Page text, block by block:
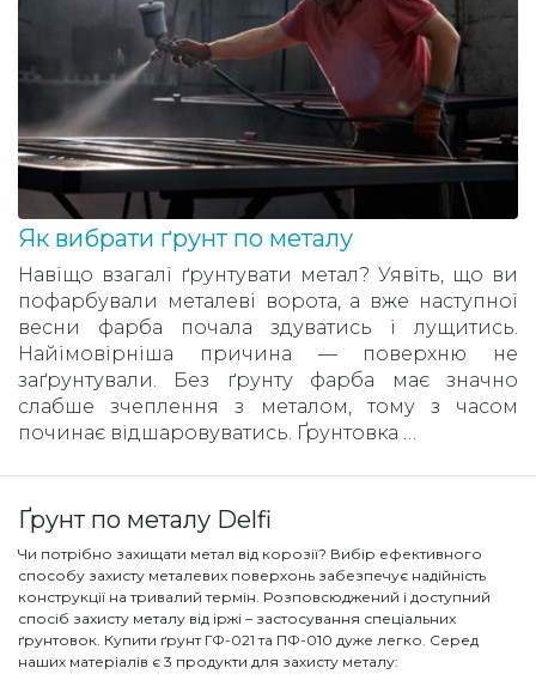
Як вибрати ґрунт по металу
Навіщо взагалі ґрунтувати метал? Уявіть, що ви
пофарбували металеві ворота, а вже наступної
весни фарба почала здуватись і лущитись.
Найімовірніша причина — поверхню не
заґрунтували. Без ґрунту фарба має значно
слабше зчеплення з металом, тому з часом
починає відшаровуватись. Ґрунтовка …
Ґрунт по металу Delfi
Чи потрібно захищати метал від корозії? Вибір ефективного
способу захисту металевих поверхонь забезпечує надійність
конструкції на тривалий термін. Розповсюджений і доступний
спосіб захисту металу від іржі – застосування спеціальних
ґрунтовок. Купити ґрунт ГФ-021 та ПФ-010 дуже легко. Серед
наших матеріалів є 3 продукти для захисту металу: